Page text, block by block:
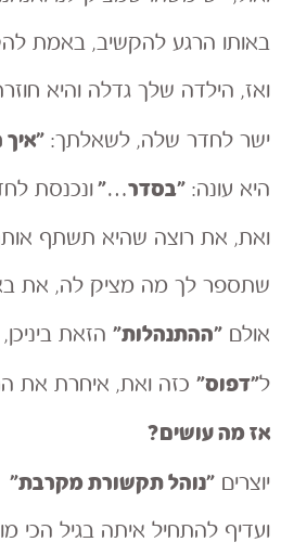
באותו הרגע להקשיב, באמת
ואז, הילדה שלך גדלה והיא
ישר לחדר שלה, לשאלתך:
היא עונה: ״בסדר…״ונכנסת
ואת, את רוצה שהיא תשתף
שתספר לך מה מציק לה, את
אולם ״ההתנהלות״ הזאת
ל״דפוס״ כזה ואת, איחרת את
אז מה עושים?
יוצרים ״נוהל תקשורת מקרבת״
ועדיף להתחיל איתה בגיל הכי